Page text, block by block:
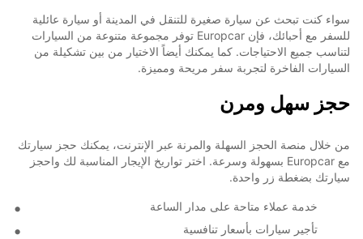
سواء كنت تبحث عن سيارة صغيرة للتنقل في المدينة أو سيارة عائلية
للسفر مع أحبائك، فإن Europcar توفر مجموعة متنوعة من السيارات
لتناسب جميع الاحتياجات. كما يمكنك أيضاً الاختيار من بين تشكيلة من
السيارات الفاخرة لتجربة سفر مريحة ومميزة.
حجز سهل ومرن
من خلال منصة الحجز السهلة والمرنة عبر الإنترنت، يمكنك حجز سيارتك
مع Europcar بسهولة وسرعة. اختر تواريخ الإيجار المناسبة لك واحجز
سيارتك بضغطة زر واحدة.
خدمة عملاء متاحة على مدار الساعة
تأجير سيارات بأسعار تنافسية